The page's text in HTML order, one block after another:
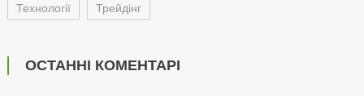
Технології Трейдінг
ОСТАННІ КОМЕНТАРІ